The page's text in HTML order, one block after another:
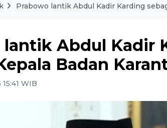
Prabowo lantik Abdul Kadir Karding
lantik Abdul Kadir
Badan
WIB